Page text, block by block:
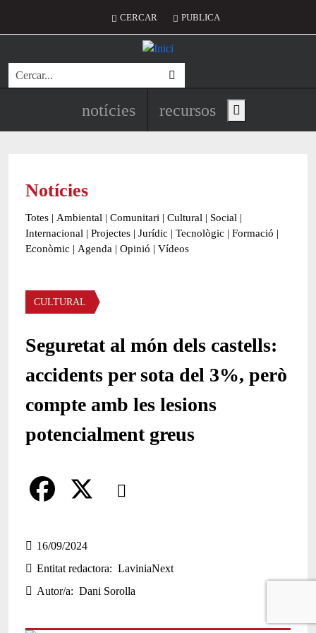
Menú del compte d'usuari
CERCAR PUBLICA
Cerca
Navegació principal de
notícies recursos Show main menu
Notícies
Totes | Ambiental | Comunitari | Cultural | Social |
Internacional | Projectes | Jurídic | Tecnològic | Formació |
Econòmic | Agenda | Opinió | Vídeos
Àmbit de la notícia
CULTURAL
Seguretat al món dels castells:
accidents per sota del 3%, però
compte amb les lesions
potencialment greus
Comparteix
a
c
e
16/09/2024
Entitat redactora
LaviniaNext
Autor/a
Dani Sorolla